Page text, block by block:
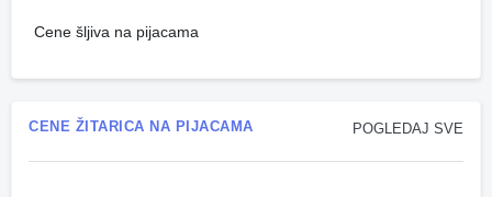
Cene šljiva na pijacama
POGLEDAJ SVE
CENE ŽITARICA NA PIJACAMA